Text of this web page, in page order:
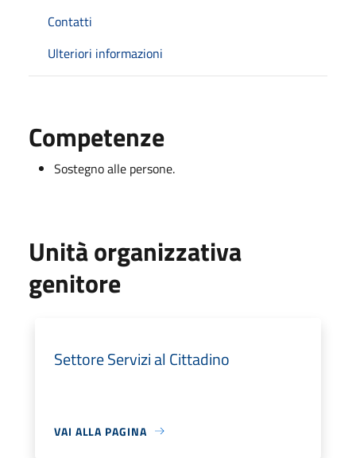
Contatti
Ulteriori informazioni
Competenze
Sostegno alle persone.
Unità organizzativa
genitore
Settore Servizi al Cittadino
VAI ALLA PAGINA